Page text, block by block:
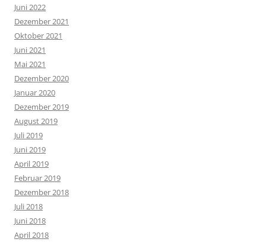
Juni 2022
Dezember 2021
Oktober 2021
Juni 2021
Mai 2021
Dezember 2020
Januar 2020
Dezember 2019
August 2019
Juli 2019
Juni 2019
April 2019
Februar 2019
Dezember 2018
Juli 2018
Juni 2018
April 2018